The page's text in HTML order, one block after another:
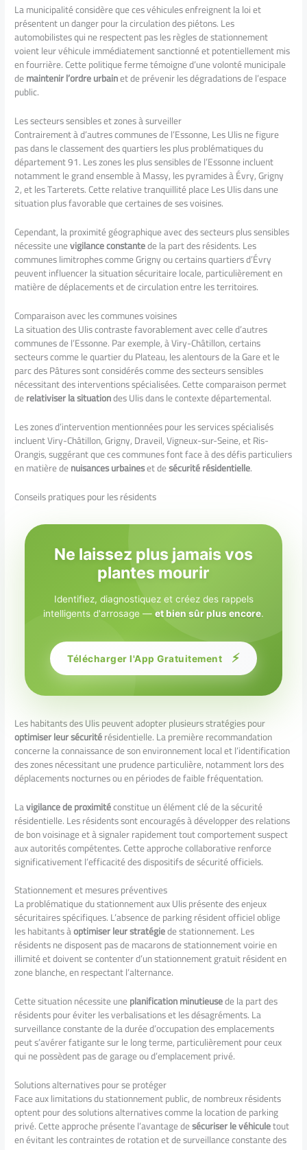
La municipalité considère que ces véhicules enfreignent la loi et
présentent un danger pour la circulation des piétons. Les
automobilistes qui ne respectent pas les règles de stationnement
voient leur véhicule immédiatement sanctionné et potentiellement mis
en fourrière. Cette politique ferme témoigne d’une volonté municipale
demaintenir l’ordre urbainet de prévenir les dégradations de l’espace
public.
Les secteurs sensibles et zones à surveiller
Contrairement à d’autres communes de l’Essonne, Les Ulis ne figure
pas dans le classement des quartiers les plus problématiques du
département 91. Les zones les plus sensibles de l’Essonne incluent
notamment le grand ensemble à Massy, les pyramides à Évry, Grigny
2, et les Tarterets. Cette relative tranquillité place Les Ulis dans une
situation plus favorable que certaines de ses voisines.
Cependant, la proximité géographique avec des secteurs plus sensibles
nécessite unevigilance constantede la part des résidents. Les
communes limitrophes comme Grigny ou certains quartiers d’Évry
peuvent influencer la situation sécuritaire locale, particulièrement en
matière de déplacements et de circulation entre les territoires.
Comparaison avec les communes voisines
La situation des Ulis contraste favorablement avec celle d’autres
communes de l’Essonne. Par exemple, à Viry-Châtillon, certains
secteurs comme le quartier du Plateau, les alentours de la Gare et le
parc des Pâtures sont considérés comme des secteurs sensibles
nécessitant des interventions spécialisées. Cette comparaison permet
derelativiser la situationdes Ulis dans le contexte départemental.
Les zones d’intervention mentionnées pour les services spécialisés
incluent Viry-Châtillon, Grigny, Draveil, Vigneux-sur-Seine, et Ris-
Orangis, suggérant que ces communes font face à des défis particuliers
en matière denuisances urbaineset desécurité résidentielle.
Conseils pratiques pour les résidents
Ne laissez plus jamais vos
plantes mourir
Identifiez, diagnostiquez et créez des rappels
intelligents d'arrosage — et bien sûr plus encore.
Télécharger l'App Gratuitement ⚡
Les habitants des Ulis peuvent adopter plusieurs stratégies pour
optimiser leur sécuritérésidentielle. La première recommandation
concerne la connaissance de son environnement local et l’identification
des zones nécessitant une prudence particulière, notamment lors des
déplacements nocturnes ou en périodes de faible fréquentation.
Lavigilance de proximitéconstitue un élément clé de la sécurité
résidentielle. Les résidents sont encouragés à développer des relations
de bon voisinage et à signaler rapidement tout comportement suspect
aux autorités compétentes. Cette approche collaborative renforce
significativement l’efficacité des dispositifs de sécurité officiels.
Stationnement et mesures préventives
La problématique du stationnement aux Ulis présente des enjeux
sécuritaires spécifiques. L’absence de parking résident officiel oblige
les habitants àoptimiser leur stratégiede stationnement. Les
résidents ne disposent pas de macarons de stationnement voirie en
illimité et doivent se contenter d’un stationnement gratuit résident en
zone blanche, en respectant l’alternance.
Cette situation nécessite uneplanification minutieusede la part des
résidents pour éviter les verbalisations et les désagréments. La
surveillance constante de la durée d’occupation des emplacements
peut s’avérer fatigante sur le long terme, particulièrement pour ceux
qui ne possèdent pas de garage ou d’emplacement privé.
Solutions alternatives pour se protéger
Face aux limitations du stationnement public, de nombreux résidents
optent pour des solutions alternatives comme la location de parking
privé. Cette approche présente l’avantage desécuriser le véhiculetout
en évitant les contraintes de rotation et de surveillance constante des